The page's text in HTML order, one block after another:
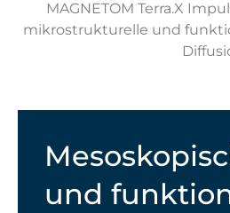
MAGNETOM Terra.X
mikrostrukturelle und
und